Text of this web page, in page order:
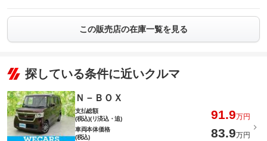
この販売店の在庫一覧を見る
探している条件に近いクルマ
Ｎ－ＢＯＸ
支払総額
(税込)(リ済込・追)
91.9万円
車両本体価格
(税込)
83.9万円